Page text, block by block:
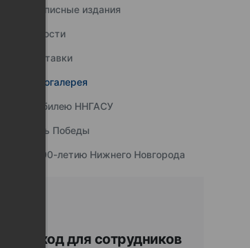
Подписные издания
Новости
Выставки
Фотогалерея
К юбилею ННГАСУ
День Победы
К 800-летию Нижнего Новгорода
Вход для сотрудников